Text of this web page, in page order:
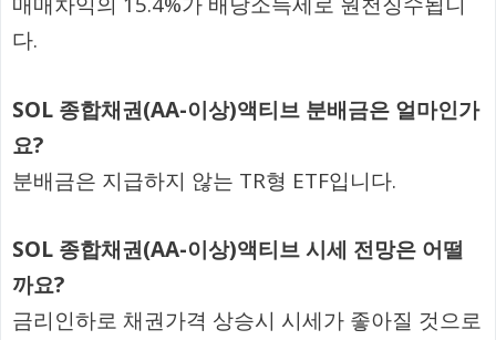
다.
SOL 종합채권(AA-이상)액티브 분배금은 얼마인가
요?
분배금은 지급하지 않는 TR형 ETF입니다.
SOL 종합채권(AA-이상)액티브 시세 전망은 어떨
까요?
금리인하로 채권가격 상승시 시세가 좋아질 것으로